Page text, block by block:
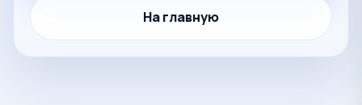
На главную